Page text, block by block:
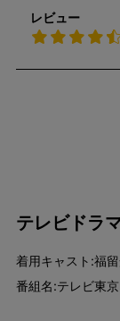
レビュー
テレビドラ
着用キャスト:福
番組名:テレビ東